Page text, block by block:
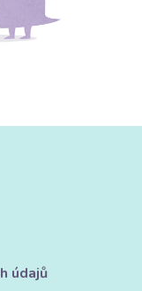
údajů